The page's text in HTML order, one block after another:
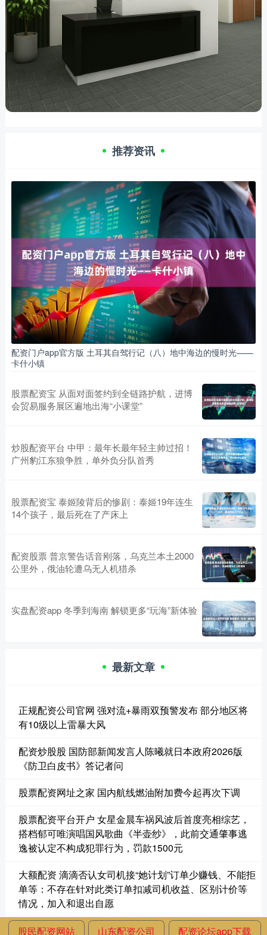
推荐资讯
配资门户app官方版 土耳其自驾行记（八）地中海边的慢时光——
卡什小镇
股票配资宝 从面对面签约到全链路护航，进博
会贸易服务展区遍地出海“小课堂”
炒股配资平台 中甲：最年长最年轻主帅过招！
广州豹江东狼争胜，单外负分队首秀
股票配资宝 泰姬陵背后的惨剧：泰姬19年连生
14个孩子，最后死在了产床上
配资股票 普京警告话音刚落，乌克兰本土2000
公里外，俄油轮遭乌无人机猎杀
实盘配资app 冬季到海南 解锁更多“玩海”新体验
最新文章
正规配资公司官网 强对流+暴雨双预警发布 部分地区将
有10级以上雷暴大风
配资炒股股 国防部新闻发言人陈曦就日本政府2026版
《防卫白皮书》答记者问
股票配资网址之家 国内航线燃油附加费今起再次下调
股票配资平台开户 女星金晨车祸风波后首度亮相综艺，
搭档郁可唯演唱国风歌曲《半壶纱》，此前交通肇事逃
逸被认定不构成犯罪行为，罚款1500元
大额配资 滴滴否认女司机接“她计划”订单少赚钱、不能拒
单等：不存在针对此类订单扣减司机收益、区别计价等
情况，加入和退出自愿
股民配资网站 山东配资公司 配资论坛app下载